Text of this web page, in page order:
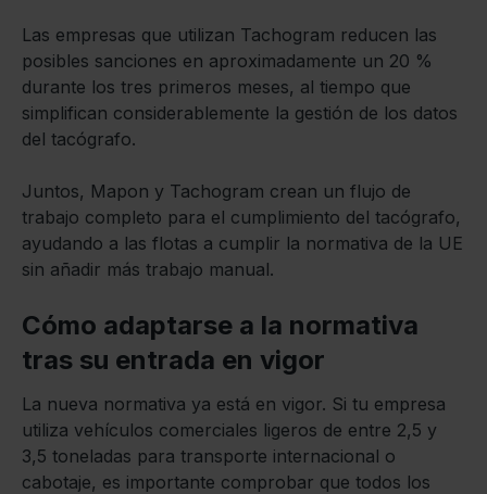
Las empresas que utilizan Tachogram reducen las
posibles sanciones en aproximadamente un 20 %
durante los tres primeros meses, al tiempo que
simplifican considerablemente la gestión de los datos
del tacógrafo.
Juntos, Mapon y Tachogram crean un flujo de
trabajo completo para el cumplimiento del tacógrafo,
ayudando a las flotas a cumplir la normativa de la UE
sin añadir más trabajo manual.
Cómo adaptarse a la normativa
tras su entrada en vigor
La nueva normativa ya está en vigor. Si tu empresa
utiliza vehículos comerciales ligeros de entre 2,5 y
3,5 toneladas para transporte internacional o
cabotaje, es importante comprobar que todos los